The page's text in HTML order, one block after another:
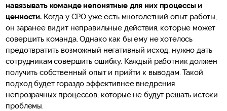
навязывать команде непонятные для них процессы и
ценности. Когда у CPO уже есть многолетний опыт работы,
он заранее видит неправильные действия, которые может
совершить команда. Однако как бы ему не хотелось
предотвратить возможный негативный исход, нужно дать
сотрудникам совершить ошибку. Каждый работник должен
получить собственный опыт и прийти к выводам. Такой
подход будет гораздо эффективнее внедрения
непрозрачных процессов, которые не будут решать истоки
проблемы.